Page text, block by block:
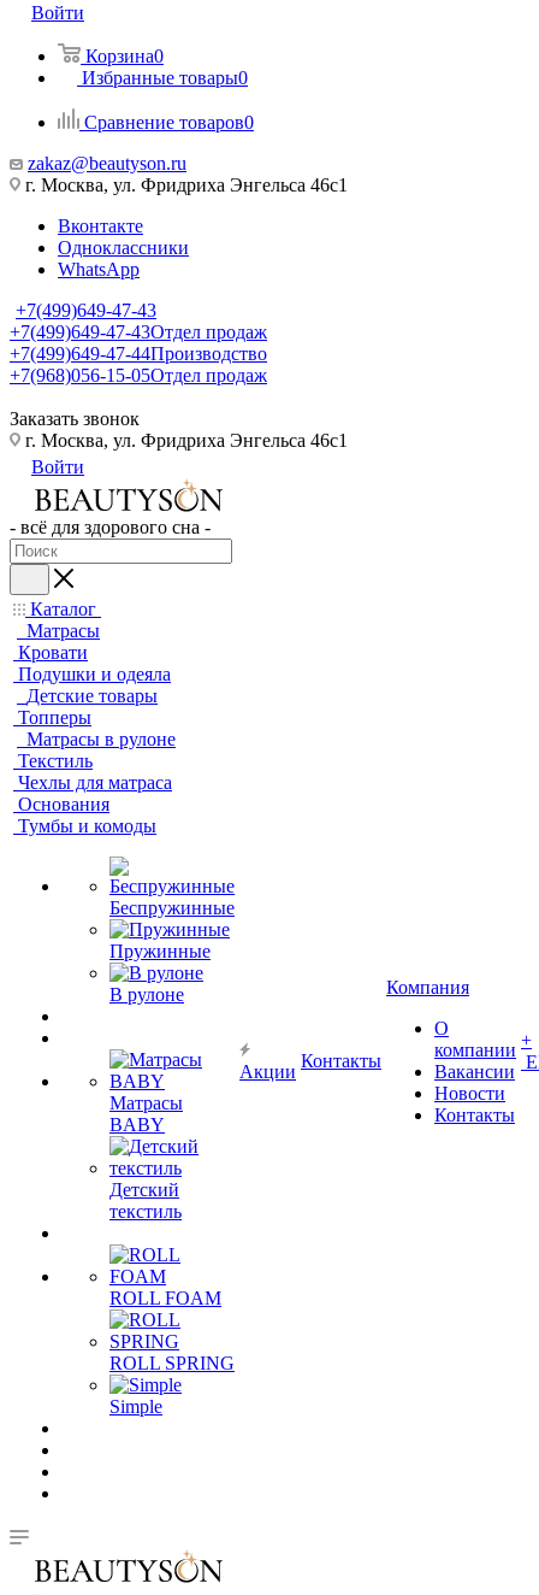
Войти
Корзина0
Избранные товары0
Сравнение товаров0
zakaz@beautyson.ru
г. Москва, ул. Фридриха Энгельса 46с1
Вконтакте
Одноклассники
WhatsApp
+7(499)649-47-43
+7(499)649-47-43Отдел продаж
+7(499)649-47-44Производство
+7(968)056-15-05Отдел продаж
Заказать звонок
г. Москва, ул. Фридриха Энгельса 46с1
Войти
- всё для здорового сна -
Каталог
Матрасы
Кровати
Подушки и одеяла
Детские товары
Топперы
Матрасы в рулоне
Текстиль
Чехлы для матраса
Основания
Тумбы и комоды
Беспружинные
Пружинные
В рулоне
Матрасы
BABY
Детский
текстиль
ROLL FOAM
ROLL SPRING
Simple
Акции
Контакты
Компания
О
компании
Вакансии
Новости
Контакты
+